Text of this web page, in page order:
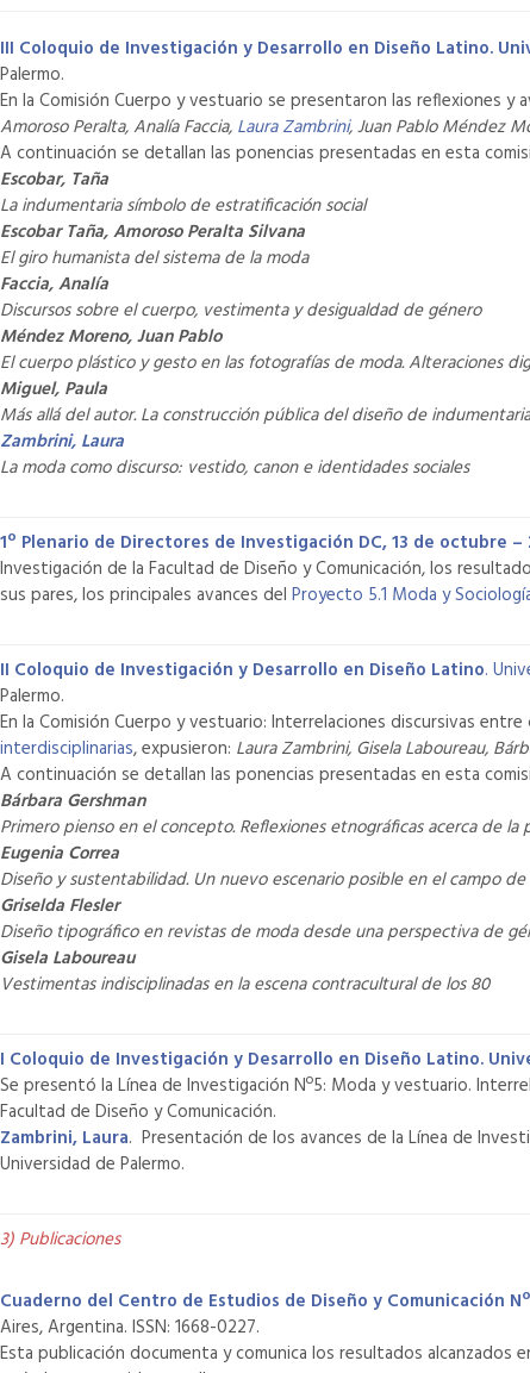
III Coloquio de Investigación y Desarrollo en Diseño Latino.
Palermo.
En la Comisión Cuerpo y vestuario se presentaron las reflexiones y
Amoroso Peralta, Analía Faccia, Laura Zambrini, Juan Pablo Méndez
A continuación se detallan las ponencias presentadas en esta
Escobar, Taña
La indumentaria símbolo de estratificación social
Escobar Taña, Amoroso Peralta Silvana
El giro humanista del sistema de la moda
Faccia, Analía
Discursos sobre el cuerpo, vestimenta y desigualdad de género
Méndez Moreno, Juan Pablo
El cuerpo plástico y gesto en las fotografías de moda. Alteraciones
Miguel, Paula
Más allá del autor. La construcción pública del diseño de
Zambrini, Laura
La moda como discurso: vestido, canon e identidades sociales
1º Plenario de Directores de Investigación DC, 13 de octubre –
Investigación de la Facultad de Diseño y Comunicación, los
sus pares, los principales avances del Proyecto 5.1 Moda y
II Coloquio de Investigación y Desarrollo en Diseño Latino.
Palermo.
En la Comisión Cuerpo y vestuario: Interrelaciones discursivas
interdisciplinarias, expusieron: Laura Zambrini, Gisela Laboureau,
A continuación se detallan las ponencias presentadas en esta
Bárbara Gershman
Primero pienso en el concepto. Reflexiones etnográficas acerca de
Eugenia Correa
Diseño y sustentabilidad. Un nuevo escenario posible en el campo
Griselda Flesler
Diseño tipográfico en revistas de moda desde una perspectiva de
Gisela Laboureau
Vestimentas indisciplinadas en la escena contracultural de los 80
I Coloquio de Investigación y Desarrollo en Diseño Latino.
Se presentó la Línea de Investigación Nº5: Moda y vestuario.
Facultad de Diseño y Comunicación.
Zambrini, Laura. Presentación de los avances de la Línea de
Universidad de Palermo.
3) Publicaciones
Cuaderno del Centro de Estudios de Diseño y Comunicación
Aires, Argentina. ISSN: 1668-0227.
Esta publicación documenta y comunica los resultados